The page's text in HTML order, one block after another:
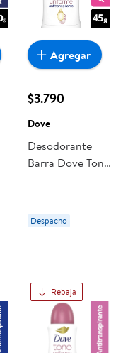
$3.790
Dove
Desodorante
Barra Dove Tono
Despacho
Agregar
Rebaja